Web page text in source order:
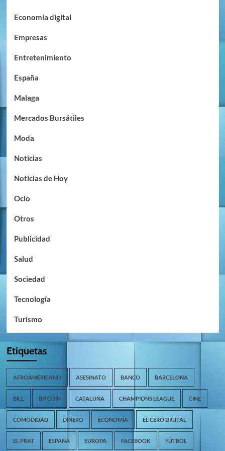
Economía digital
Empresas
Entretenimiento
España
Malaga
Mercados Bursátiles
Moda
Noticias
Noticias de Hoy
Ocio
Otros
Publicidad
Salud
Sociedad
Tecnología
Turismo
Etiquetas
AFROAMERICANO ASESINATO BANCO BARCELONA
BILL BITCOIN CATALUÑA CHAMPIONS LEAGUE CINE
COMODIDAD DINERO ECONOMÍA EL CERO DIGITAL
EL PRAT ESPAÑA EUROPA FACEBOOK FÚTBOL